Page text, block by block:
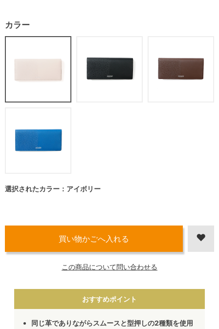
カラー
選択されたカラー：アイボリー
この商品について問い合わせる
おすすめポイント
同じ革でありながらスムースと型押しの2種類を使用